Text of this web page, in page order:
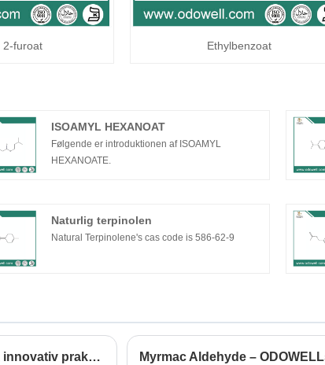
2-furoat Ethylbenzoat
ISOAMYL HEXANOAT
Følgende er introduktionen af ​​ISOAMYL
HEXANOATE.
Naturlig terpinolen
Natural Terpinolene's cas code is 586-62-9
Duftindustri Solvent Application Case Study: Fokus på innovativ praksis i Ddom (ACM)